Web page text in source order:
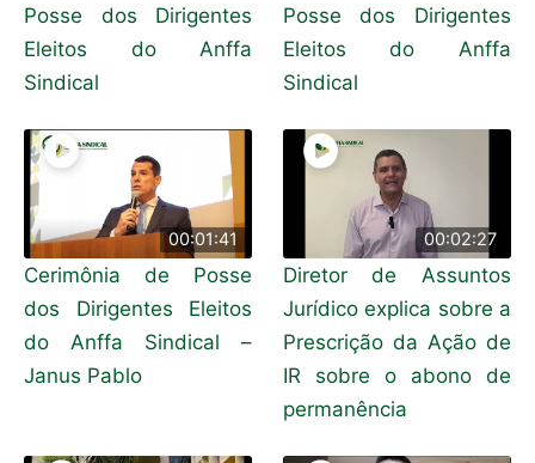
Posse dos Dirigentes
Eleitos do Anffa
Sindical
Posse dos Dirigentes
Eleitos do Anffa
Sindical
00:01:41
Cerimônia de Posse
dos Dirigentes Eleitos
do Anffa Sindical –
Janus Pablo
00:02:27
Diretor de Assuntos
Jurídico explica sobre a
Prescrição da Ação de
IR sobre o abono de
permanência